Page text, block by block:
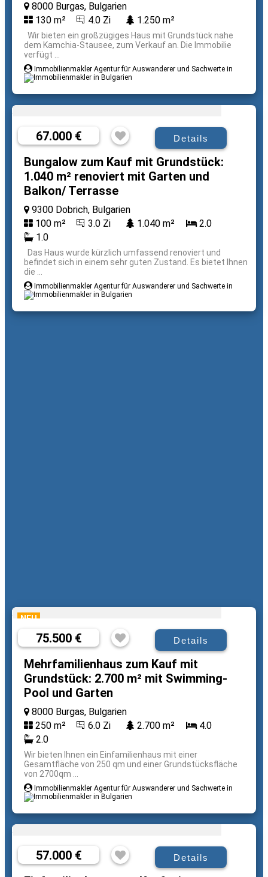
8000 Burgas, Bulgarien
130 m²
4.0 Zi 1.250 m²
Wir bieten ein großzügiges Haus mit Grundstück nahe
dem Kamchia-Stausee, zum Verkauf an. Die Immobilie
verfügt ...
Immobilienmakler Agentur für Auswanderer und Sachwerte in
67.000 € Details
Bungalow zum Kauf mit Grundstück:
1.040 m² renoviert mit Garten und
Balkon/ Terrasse
9300 Dobrich, Bulgarien
100 m²
3.0 Zi 1.040 m²
2.0
1.0
Das Haus wurde kürzlich umfassend renoviert und
befindet sich in einem sehr guten Zustand. Es bietet Ihnen
die ...
Immobilienmakler Agentur für Auswanderer und Sachwerte in
NEU
75.500 € Details
Mehrfamilienhaus zum Kauf mit
Grundstück: 2.700 m² mit Swimming-
Pool und Garten
8000 Burgas, Bulgarien
250 m²
6.0 Zi 2.700 m²
4.0
2.0
Wir bieten Ihnen ein Einfamilienhaus mit einer
Gesamtfläche von 250 qm und einer Grundstücksfläche
von 2700qm ...
Immobilienmakler Agentur für Auswanderer und Sachwerte in
57.000 € Details